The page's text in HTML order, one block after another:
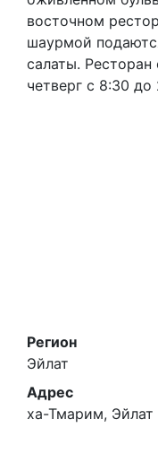
восточном
шаурмой
салаты. Ресторан
четверг с 8:30 до
Регион
Эйлат
Адрес
ха-Тмарим, Эйлат